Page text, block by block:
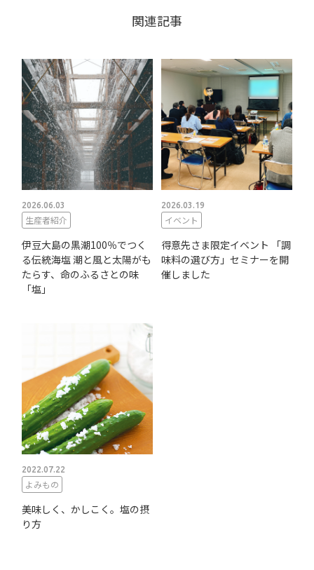
関連記事
2026.06.03
生産者紹介
伊豆大島の黒潮100％でつく
る伝統海塩 潮と風と太陽がも
たらす、命のふるさとの味
「塩」
2026.03.19
イベント
得意先さま限定イベント 「調
味料の選び方」セミナーを開
催しました
2022.07.22
よみもの
美味しく、かしこく。塩の摂
り方